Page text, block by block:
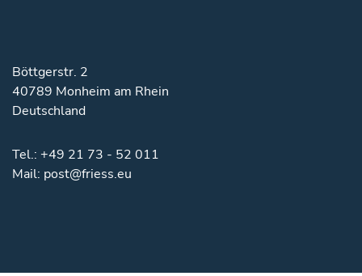
Böttgerstr. 2
40789 Monheim am Rhein
Deutschland
Tel.: +49 21 73 - 52 011
Mail: post@friess.eu